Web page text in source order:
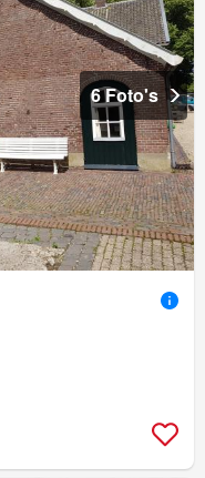
6 Foto's